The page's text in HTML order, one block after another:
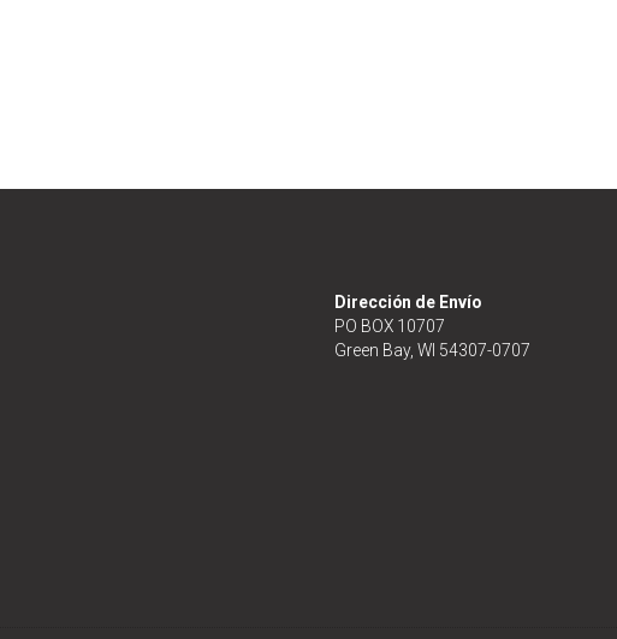
Dirección de Envío
PO BOX 10707
Green Bay, WI 54307-0707